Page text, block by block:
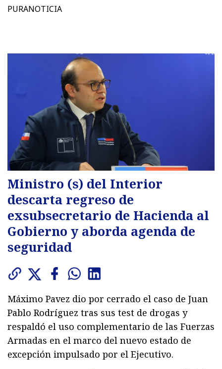
PURANOTICIA
Ministro (s) del Interior
descarta regreso de
exsubsecretario de Hacienda al
Gobierno y aborda agenda de
seguridad
Máximo Pavez dio por cerrado el caso de Juan
Pablo Rodríguez tras sus test de drogas y
respaldó el uso complementario de las Fuerzas
Armadas en el marco del nuevo estado de
excepción impulsado por el Ejecutivo.